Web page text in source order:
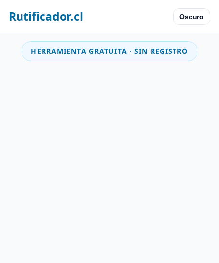
Rutificador.cl Oscuro
HERRAMIENTA GRATUITA · SIN REGISTRO